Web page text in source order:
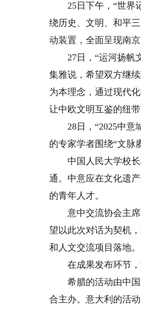
25日下午，“世界记
绕历史、文明、和平
动装置，全面呈现南
27日，“运河扬帆文
集雅说，希望双方继
为本理念，通过现代
让中欧文明互鉴的纽带
28日，“2025中意城
的专家学者围绕“文脉
中国人民大学校长
通。中意应在文化遗
的青年人才。
意中交流协会主席
望以此次对话为契机
和人文交流项目落地。
在成果发布环节，“
希腊的活动由中国
合主办。意大利的活